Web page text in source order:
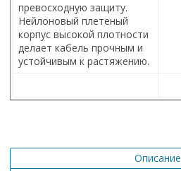
превосходную защиту.
Нейлоновый плетеный
корпус высокой плотности
делает кабель прочным и
устойчивым к растяжению.
Описание